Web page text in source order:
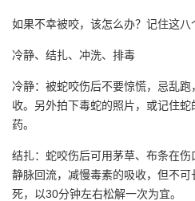
如果不幸被咬，该怎么办？记住这八
冷静、结扎、冲洗、排毒
冷静：被蛇咬伤后不要惊慌，忌乱
收。另外拍下毒蛇的照片，或记住
药。
结扎：蛇咬伤后可用茅草、布条在
静脉回流，减慢毒素的吸收，但不
死，以30分钟左右松解一次为宜。